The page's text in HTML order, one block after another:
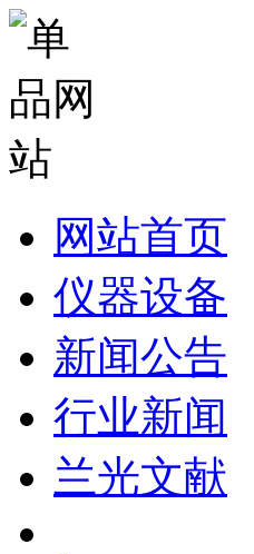
网站首页
仪器设备
新闻公告
行业新闻
兰光文献